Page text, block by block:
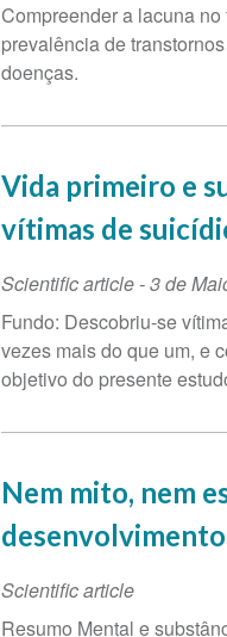
Compreender a lacuna
prevalência de
doenças.
Vida primeiro e
vítimas de
Scientific article -3 de
Fundo: Descobriu-se
vezes mais do que um, e
objetivo do presente
Nem mito, nem
desenvolvimento
Scientific article
Resumo Mental e